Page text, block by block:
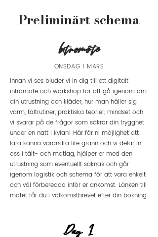
Preliminärt schema
Intromöte
ONSDAG 1 MARS
Innan vi ses bjuder vi in dig till ett digitalt
intromöte och workshop för att gå igenom om
din utrustning och kläder, hur man håller sig
varm, tältrutiner, praktiska teorier, mindset och
vi svarar på de frågor som säkrar din trygghet
under en natt i kylan! Här får ni möjlighet att
lära känna varandra lite grann och vi delar in
oss i tält- och matlag, hjälper er med den
utrustning som eventuellt saknas och går
igenom logistik och schema för att vara enkelt
och väl förberedda inför er ankomst. Länken till
mötet får du i välkomstbrevet efter din bokning.
Dag 1